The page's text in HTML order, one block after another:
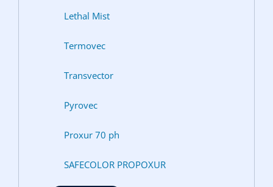
Lethal Mist
Termovec
Transvector
Pyrovec
Proxur 70 ph
SAFECOLOR PROPOXUR